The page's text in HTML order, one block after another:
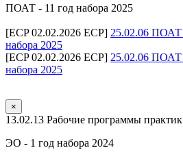
ПОАТ - 11 год набора 2025
[ECP 02.02.2026 ECP] 25.02.06
набора 2025
[ECP 02.02.2026 ECP] 25.02.06
набора 2025
×
13.02.13 Рабочие программы практик
ЭО - 1 год набора 2024